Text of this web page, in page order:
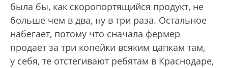
была бы, как скоропортящийся продукт, не
больше чем в два, ну в три раза. Остальное
набегает, потому что сначала фермер
продает за три копейки всяким цапкам там,
у себя, те отстегивают ребятам в Краснодаре,